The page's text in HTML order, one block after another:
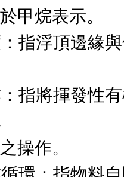
烷表示。
指浮頂邊緣
指將揮發性
作。